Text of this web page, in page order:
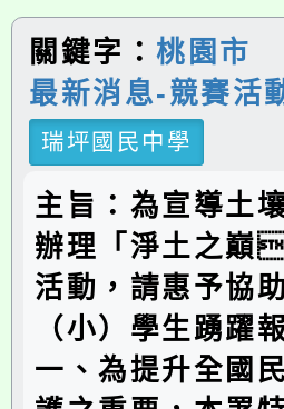
關鍵字：桃園市
最新消息-競賽活
瑞坪國民中學
主旨：為宣導土
辦理「淨土之巔
活動，請惠予協
（小）學生踴躍
一、為提升全國